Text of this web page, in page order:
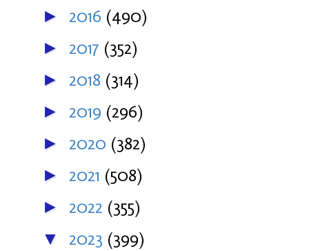
► 2016 (490)
► 2017 (352)
► 2018 (314)
► 2019 (296)
► 2020 (382)
► 2021 (508)
► 2022 (355)
▼ 2023 (399)